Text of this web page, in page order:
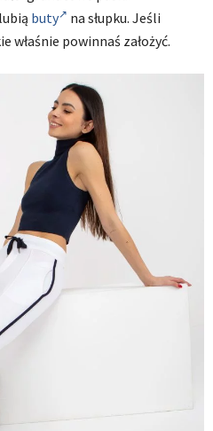
buty
na słupku. Jeśli
właśnie powinnaś założyć.